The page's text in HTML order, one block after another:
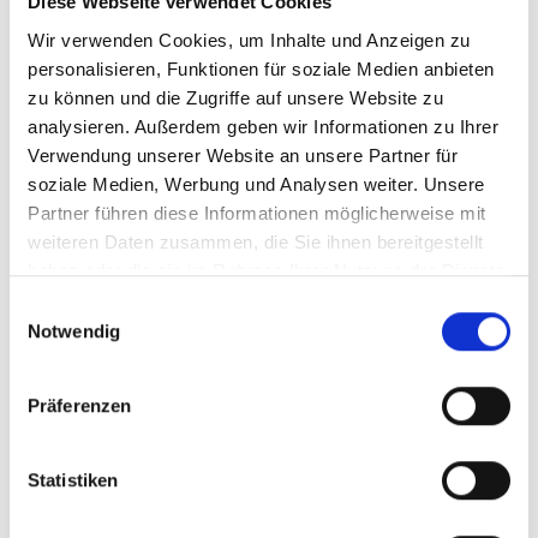
Wir verwenden Cookies, um Inhalte und Anzeigen zu
personalisieren, Funktionen für soziale Medien anbieten
zu können und die Zugriffe auf unsere Website zu
analysieren. Außerdem geben wir Informationen zu Ihrer
Verwendung unserer Website an unsere Partner für
soziale Medien, Werbung und Analysen weiter. Unsere
Partner führen diese Informationen möglicherweise mit
weiteren Daten zusammen, die Sie ihnen bereitgestellt
haben oder die sie im Rahmen Ihrer Nutzung der Dienste
Notwendig
Präferenzen
Statistiken
können Ihnen in der Regel zumindest einige
Umrüstlösungen zum Ausprobieren zur
Verfügung stellen.
Wenn Sie wissen möchten, welche
Lösungen bei behinderten Autofahrern
generell am beliebtesten sind, empfehlen
wir Ihnen folgende Artikel:
Behindertengerechte Autositze
Lenkung und sekundäre Steuerelemente
Bevor Sie weitere Schritte unternehmen,
sollten Sie folgende Fragen abklären: